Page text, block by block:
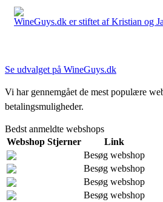
WineGuys.dk er stiftet af Kristian og
Se udvalget på WineGuys.dk
Vi har gennemgået de mest populære
betalingsmuligheder.
Bedst anmeldte webshops
Webshop Stjerner
Link
Besøg webshop
Besøg webshop
Besøg webshop
Besøg webshop